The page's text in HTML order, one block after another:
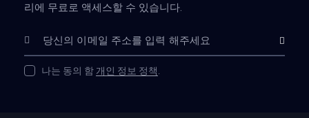
리에 무료로 액세스할 수 있습니다.
구독하다
나는 동의 함 개인 정보 정책.